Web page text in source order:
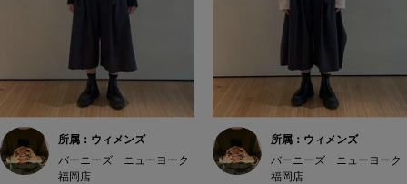
所属：ウィメンズ
バーニーズ ニューヨーク
福岡店
所属：ウィメンズ
バーニーズ ニューヨーク
福岡店